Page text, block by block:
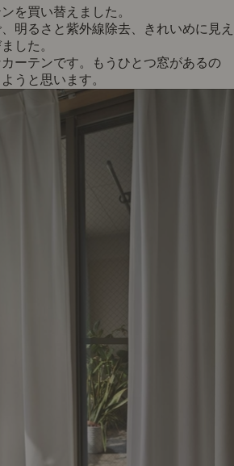
を買い替えました。
明るさと紫外線除去、きれいめに見え
した。
ーテンです。もうひとつ窓があるの
うと思います。